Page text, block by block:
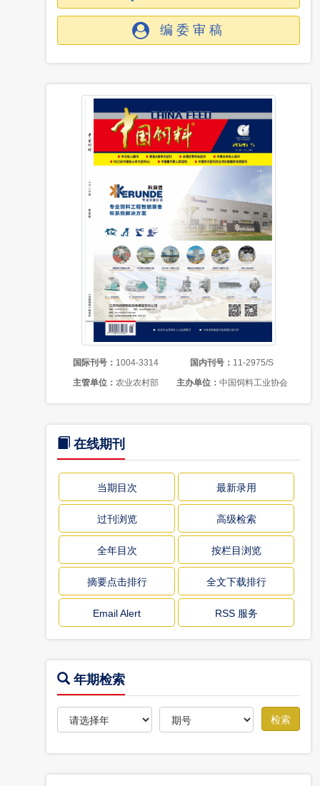
编委审稿
国际刊号： 1004-3314 国内刊号： 11-2975/S
主管单位： 农业农村部 主办单位： 中国饲料工业协会
在线期刊
当期目次 最新录用
过刊浏览 高级检索
全年目次 按栏目浏览
摘要点击排行 全文下载排行
Email Alert RSS 服务
年期检索